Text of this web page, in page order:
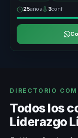
25años 3conf.
DIRECTORIO
Todos los
Liderazgo